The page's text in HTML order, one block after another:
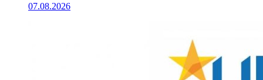
07.08.2026